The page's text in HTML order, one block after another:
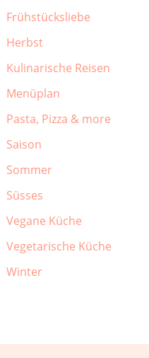
Frühstücksliebe
Herbst
Kulinarische Reisen
Menüplan
Pasta, Pizza & more
Saison
Sommer
Süsses
Vegane Küche
Vegetarische Küche
Winter